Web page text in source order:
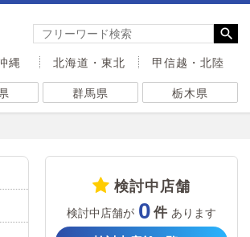
縄 北海道・東北 甲信越・北陸
群馬県 栃木県
検討中店舗
検討中店舗が 0 あります